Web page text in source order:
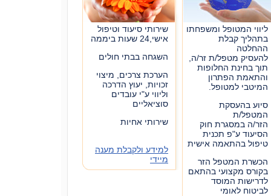
ליווי המטופל ומשפחתו
בתהליך קבלת
ההחלטה
להעסיק מטפל/ת זר/ה,
תוך בחינת החלופות
והתאמת הפתרון
המיטבי למטופל.
סיוע בהעסקת
המטפל/ת
הזר/ה במסגרת חוק
הסיעוד ע"פ תכנית
טיפול בהתאמה אישית
הכשרת המטפל הזר
בקורס מקצועי בהתאם
לדרישות המוסד
לביטוח לאומי
שירותי סיעוד וטיפול
אישי,24 שעות ביממה
השגחה בבתי חולים
הערכת צרכים, מיצוי
זכויות, יעוץ הדרכה
וליווי ע"י עובדים
סוציאליים
שירותי אחיות
למידע ולקבלת מענה
מיידי